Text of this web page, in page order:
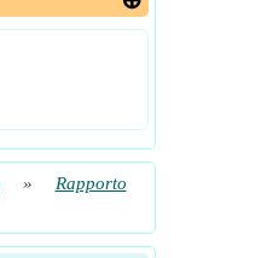
»
Rapporto